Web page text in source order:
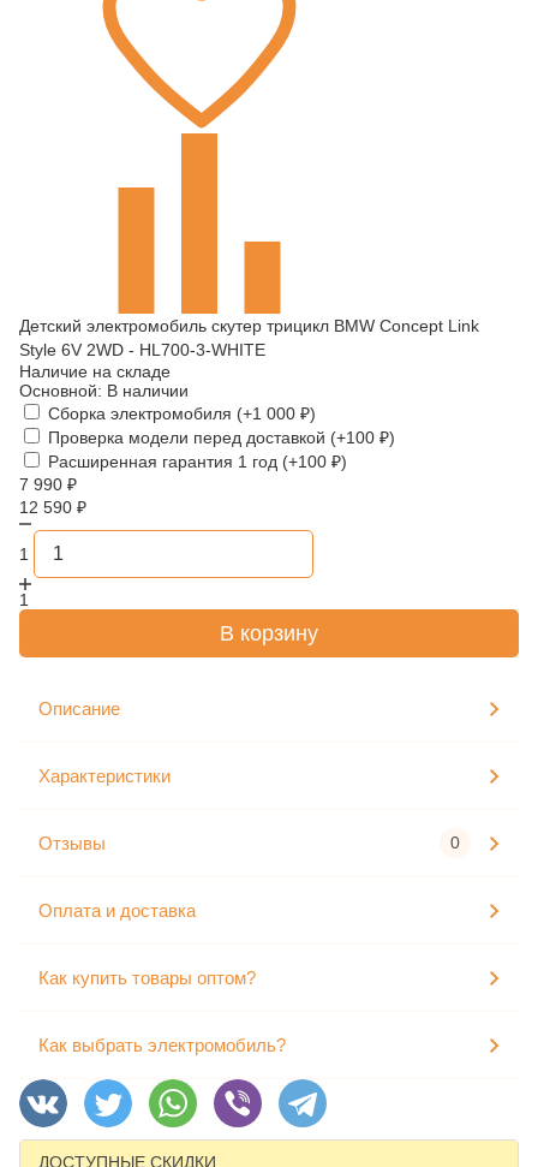
Детский электромобиль скутер трицикл BMW Concept Link
Style 6V 2WD - HL700-3-WHITE
Наличие на складе
Основной: В наличии
Сборка электромобиля (+1 000 ₽)
Проверка модели перед доставкой (+100 ₽)
Расширенная гарантия 1 год (+100 ₽)
7 990 ₽
12 590 ₽
1
1
В корзину
Описание
Характеристики
Отзывы 0
Оплата и доставка
Как купить товары оптом?
Как выбрать электромобиль?
ДОСТУПНЫЕ СКИДКИ